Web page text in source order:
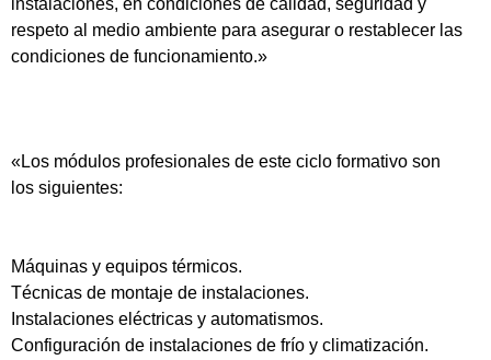
instalaciones, en condiciones de calidad, seguridad y
respeto al medio ambiente para asegurar o restablecer las
condiciones de funcionamiento.»
«Los módulos profesionales de este ciclo formativo son
los siguientes:
Máquinas y equipos térmicos.
Técnicas de montaje de instalaciones.
Instalaciones eléctricas y automatismos.
Configuración de instalaciones de frío y climatización.